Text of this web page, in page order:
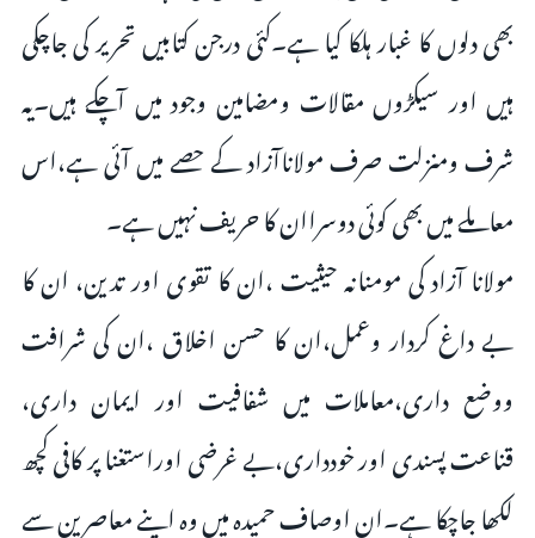
بھی دلوں کا غبار ہلکا کیا ہے۔کئی درجن کتابیں تحریر کی جاچکی
ہیں اور سیکڑوں مقالات ومضامین وجود میں آچکے ہیں۔یہ
شرف ومنزلت صرف مولاناآزاد کے حصے میں آئی ہے،اس
معاملے میں بھی کوئی دوسراان کا حریف نہیں ہے۔
مولانا آزاد کی مومنانہ حیثیت ،ان کا تقوی اور تدین، ان کا
بے داغ کردار وعمل،ان کا حسن اخلاق ،ان کی شرافت
ووضع داری،معاملات میں شفافیت اور ایمان داری،
قناعت پسندی اور خودداری،بے غرضی اوراستغنا پر کافی کچھ
لکھا جاچکا ہے۔ان اوصاف حمیدہ میں وہ اپنے معاصرین سے